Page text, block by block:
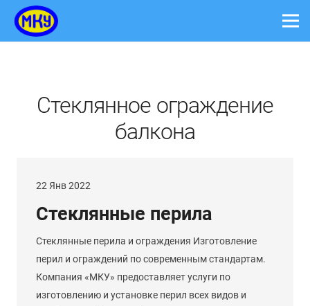
Стеклянное ограждение
балкона
22 Янв 2022
Стеклянные перила
Стеклянные перила и ограждения Изготовление
перил и ограждений по современным стандартам.
Компания «МКУ» предоставляет услуги по
изготовлению и установке перил всех видов и